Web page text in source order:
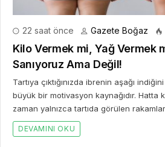
22 saat önce Gazete Boğaz
Kilo Vermek mi, Yağ Vermek
Sanıyoruz Ama Değil!
Tartıya çıktığınızda ibrenin aşağı
büyük bir motivasyon kaynağıdır. Hatta
zaman yalnızca tartıda görülen
DEVAMINI OKU